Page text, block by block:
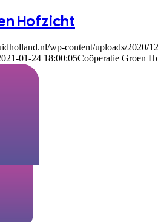
Hofzicht
wp-content/uploads/2020/
01-24 18:00:05Coöperatie Groen